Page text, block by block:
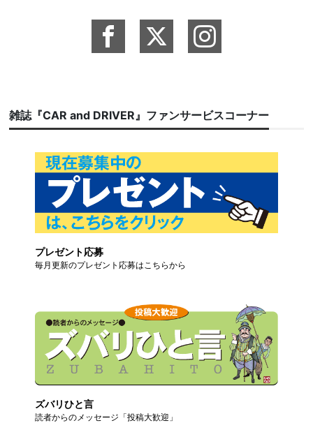
雑誌『CAR and DRIVER』ファンサービスコーナー
プレゼント応募
毎月更新のプレゼント応募はこちらから
ズバリひと言
読者からのメッセージ「投稿大歓迎」